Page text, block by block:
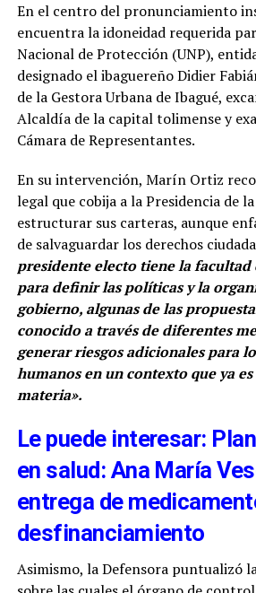
En el centro del pronunciamiento
encuentra la idoneidad requerida
Nacional de Protección (UNP),
designado el ibaguereño Didier
de la Gestora Urbana de Ibagué,
Alcaldía de la capital tolimense y
Cámara de Representantes.
En su intervención, Marín Ortiz
legal que cobija a la Presidencia de
estructurar sus carteras, aunque
de salvaguardar los derechos
presidente electo tiene la
para definir las políticas y la
gobierno, algunas de las
conocido a través de diferentes
generar riesgos adicionales para
humanos en un contexto que ya
materia».
Le puede interesar:
en salud: Ana María
entrega de
desfinanciamiento
Asimismo, la Defensora puntualizó